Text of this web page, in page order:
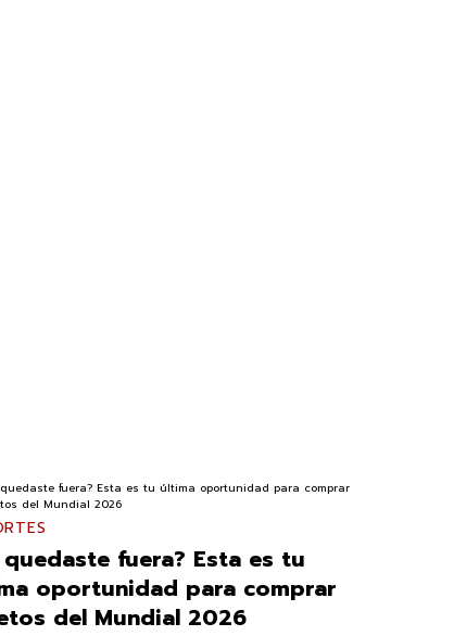
quedaste fuera? Esta es tu
oportunidad para comprar
del Mundial 2026